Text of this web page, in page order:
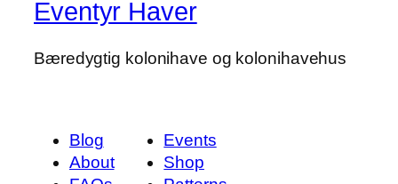
Eventyr Haver
Bæredygtig kolonihave og kolonihavehus
Blog
About
Events
Shop